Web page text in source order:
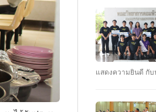
ประกาศให้ทราบใน
แสดงความยินดี กับ
คว้า 3 รางวัล #กา